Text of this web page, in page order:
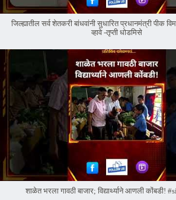
जिल्ह्यातील सर्व शेतकरी बांधवांनी सुधारित प्रधानमंत्री पीक
व्हावे -तृप्ती धोडमिसे
शाळेत भरला गावठी बाजार; विद्यार्थ्याने आणली कोंबडी!